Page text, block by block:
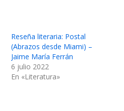
Reseña literaria: Postal
(Abrazos desde Miami) –
Jaime María Ferrán
6 julio 2022
En «Literatura»